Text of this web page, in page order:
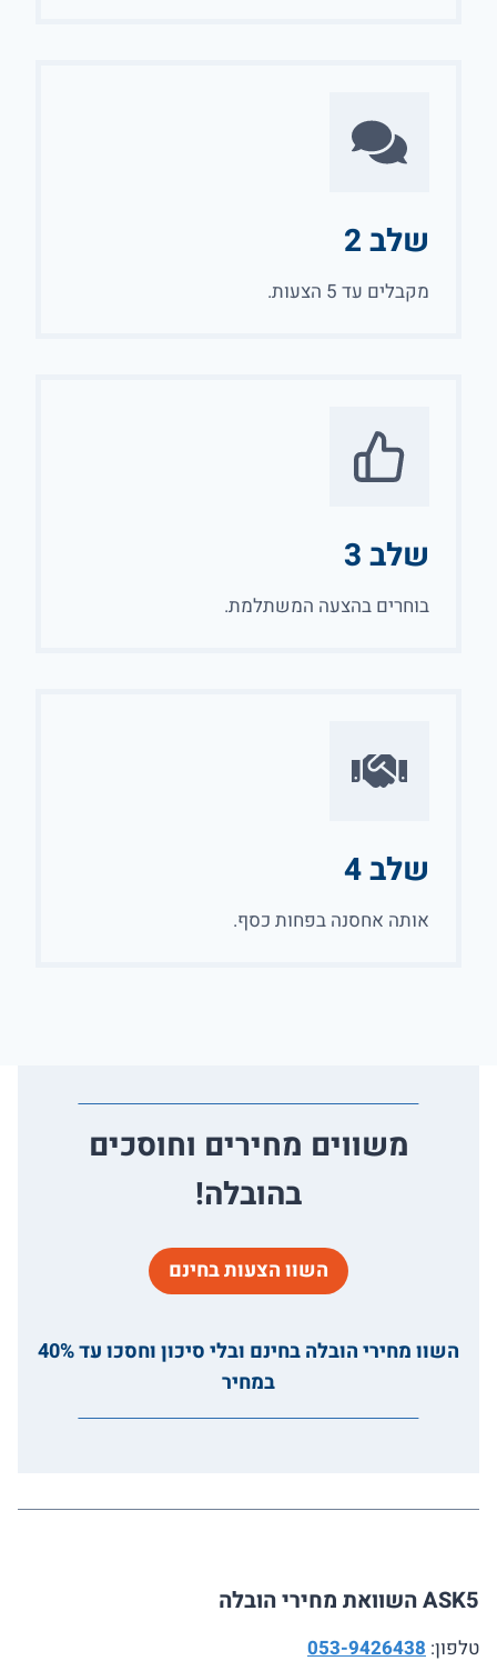
שלב 2
מקבלים עד 5 הצעות.
שלב 3
בוחרים בהצעה המשתלמת.
שלב 4
אותה אחסנה בפחות כסף.
משווים מחירים וחוסכים
בהובלה!
השוו הצעות בחינם
השוו מחירי הובלה בחינם ובלי סיכון וחסכו עד 40%
במחיר
ASK5 השוואת מחירי הובלה
טלפון: 053-9426438